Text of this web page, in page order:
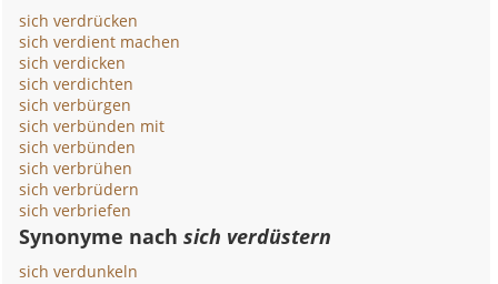
sich verdrücken
sich verdient machen
sich verdicken
sich verdichten
sich verbürgen
sich verbünden mit
sich verbünden
sich verbrühen
sich verbrüdern
sich verbriefen
Synonyme nachsich verdüstern
sich verdunkeln